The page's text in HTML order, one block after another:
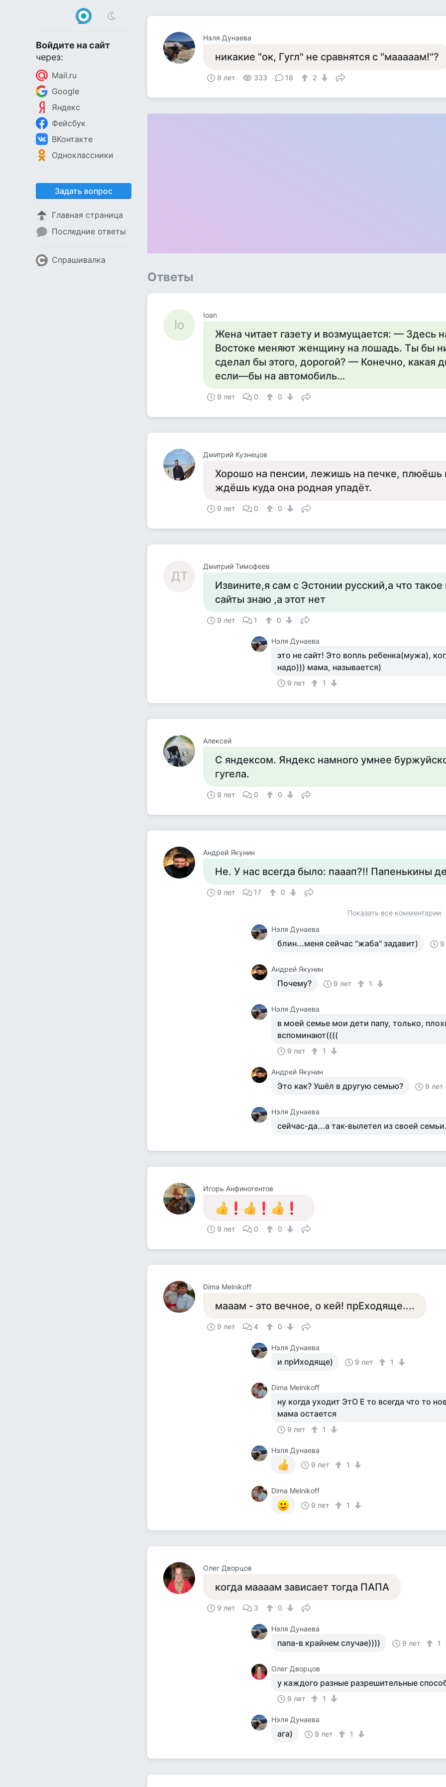
Войдите на сайт
через:
Mail.ru
Google
Яндекс
Фейсбук
ВКонтакте
Одноклассники
Задать вопрос
Главная страница
Последние ответы
Спрашивалка
Нэля Дунаева
никакие "ок, Гугл" не сравнятся с "мааааам!"?
9 лет 333 18 2
Ответы
Io
Ioan
Жена читает газету и возмущается: — Здесь
Востоке меняют женщину на лошадь. Ты бы
сделал бы этого, дорогой? — Конечно, какая
если—бы на автомобиль…
9 лет 0 0
Дмитрий Кузнецов
Хорошо на пенсии, лежишь на печке, плюёшь
ждёшь куда она родная упадёт.
9 лет 0 0
ДТ
Дмитрий Тимофеев
Извините,я сам с Эстонии русский,а что
сайты знаю ,а этот нет
9 лет 1 0
Нэля Дунаева
это не сайт! Это вопль ребенка(мужа),
надо))) мама, называется)
9 лет 1
Алексей
С яндексом. Яндекс намного умнее
гугела.
9 лет 0 0
Андрей Якунин
Не. У нас всегда было: пааап?!! Папенькины
9 лет 17 0
Показать все комментарии
Нэля Дунаева
блин...меня сейчас "жаба" задавит) 9
Андрей Якунин
Почему? 9 лет 1
Нэля Дунаева
в моей семье мои дети папу, только,
вспоминают((((
9 лет 1
Андрей Якунин
Это как? Ушёл в другую семью? 9 лет
Нэля Дунаева
сейчас-да...а так-вылетел из своей
Игорь Анфиногентов
9 лет 0 0
Dima Melnikoff
мааам - это вечное, о кей! прЕходяще....
9 лет 4 0
Нэля Дунаева
и прИходяще) 9 лет 1
Dima Melnikoff
ну когда уходит ЭтО Е то всегда что то
мама остается
9 лет 1
Нэля Дунаева
9 лет
1
Dima Melnikoff
9 лет
1
Олег Дворцов
когда маааам зависает тогда ПАПА
9 лет 3 0
Нэля Дунаева
папа-в крайнем случае)))) 9 лет 1
Олег Дворцов
у каждого разные разрешительные
9 лет 1
Нэля Дунаева
ага) 9 лет 1